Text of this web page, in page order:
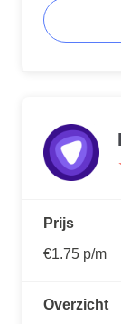
Prijs
€1.75 p/m
Overzicht